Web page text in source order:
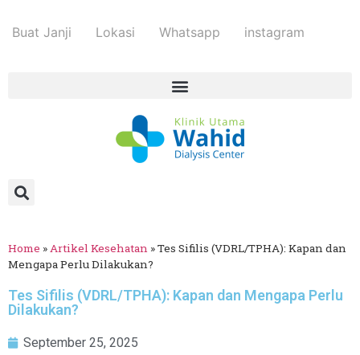
Buat Janji Lokasi Whatsapp instagram
Home »Artikel Kesehatan »Tes Sifilis (VDRL/TPHA): Kapan dan
Mengapa Perlu Dilakukan?
Tes Sifilis (VDRL/TPHA): Kapan dan Mengapa Perlu
Dilakukan?
September 25, 2025